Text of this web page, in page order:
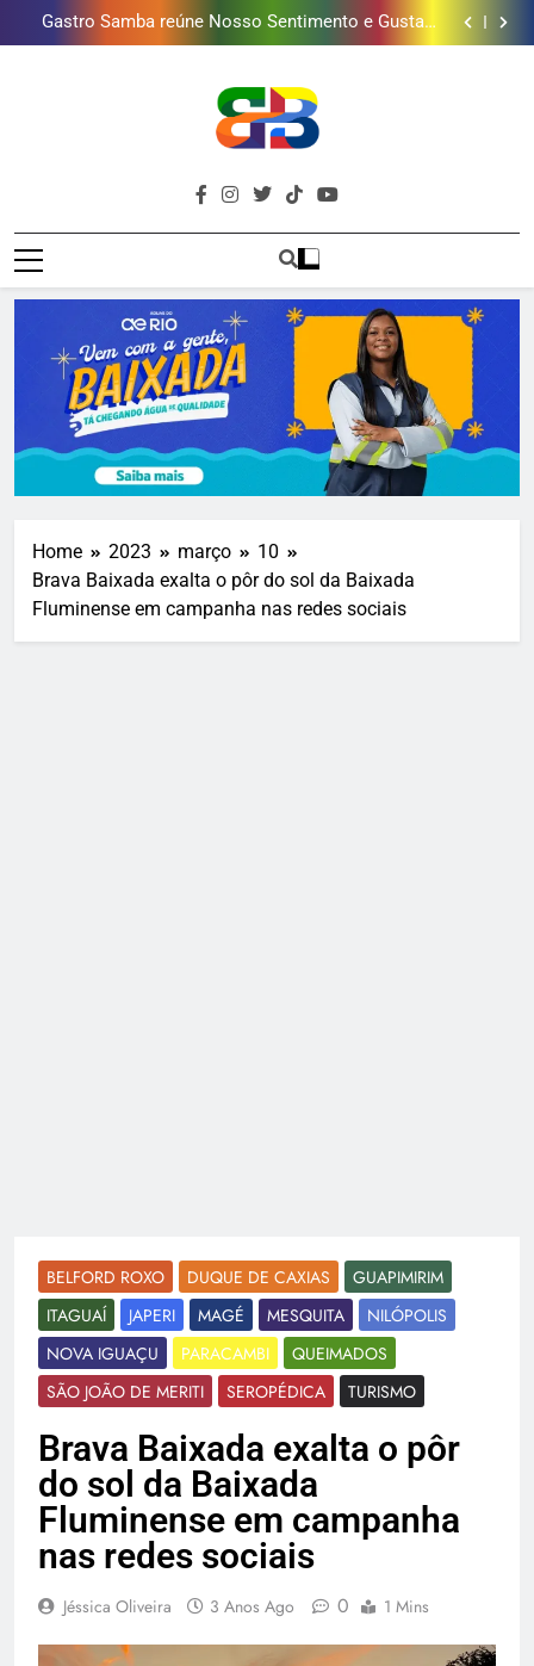
mais combina com ele
Lins em Nova Iguaçu neste fim de semana
Shopping Grande Rio sorteia MacBook e oferece
vinho em campanha de Dia dos Pais
Obra garante a preservação de 190 milhões de litros
presentear o seu pai. Descubra como escolher o que
mais combina com ele
Gastro Samba reúne Nosso Sentimento e Gustavo
Lins em Nova Iguaçu neste fim de semana
Shopping Grande Rio sorteia MacBook e oferece
vinho em campanha de Dia dos Pais
Obra garante a preservação de 190 milhões de litros
de água por ano na Baixada Fluminense
Brava
Baixada
Baixada Fluminense Em Destaque!
Home 2023 março
10
Brava Baixada exalta o pôr do sol da Baixada
Fluminense em campanha nas redes sociais
BELFORD ROXO DUQUE DE CAXIAS
GUAPIMIRIM
ITAGUAÍ
JAPERI MAGÉ MESQUITA
NILÓPOLIS
NOVA IGUAÇU
PARACAMBI
QUEIMADOS
SÃO JOÃO DE MERITI
SEROPÉDICA TURISMO
Brava Baixada exalta o pôr
do sol da Baixada
Fluminense em campanha
nas redes sociais
Jéssica Oliveira 3 Anos Ago 0 1 Mins